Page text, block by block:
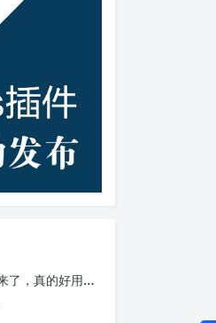
Trae 国内版出来了，真的好用吗？ – 今日头条